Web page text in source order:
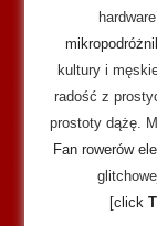
kultury i
radość z
prostoty dążę.
Fan rowerów
[click